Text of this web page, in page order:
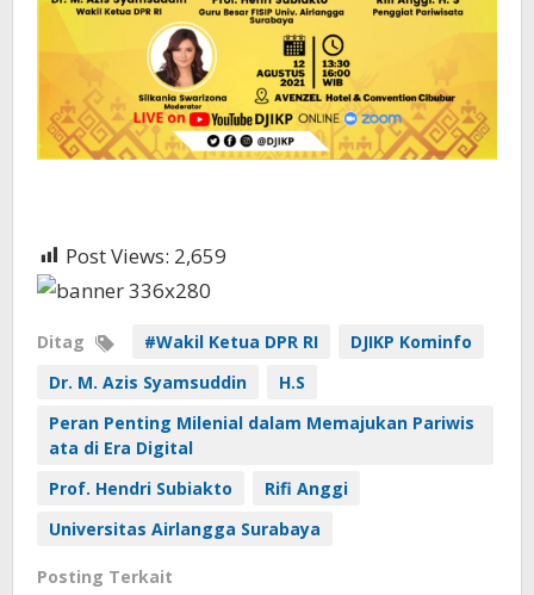
Post Views: 2,659
Ditag #Wakil Ketua DPR RI
DJIKP Kominfo
Dr. M. Azis Syamsuddin
H.S
Peran Penting Milenial dalam Memajukan Pariwis
ata di Era Digital
Prof. Hendri Subiakto
Rifi Anggi
Universitas Airlangga Surabaya
Posting Terkait